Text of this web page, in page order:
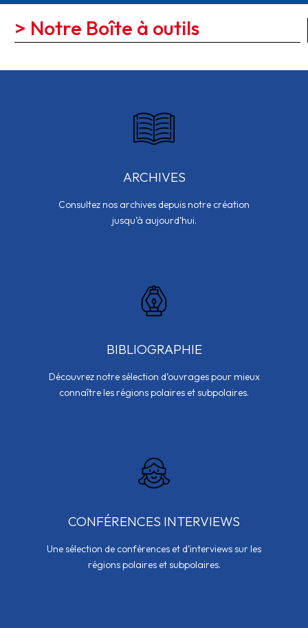
> Notre Boîte à outils
ARCHIVES
Consultez nos archives depuis notre création
jusqu’à aujourd’hui.
BIBLIOGRAPHIE
Découvrez notre sélection d’ouvrages pour mieux
connaître les régions polaires et subpolaires.
CONFÉRENCES INTERVIEWS
Une sélection de conférences et d’interviews sur les
régions polaires et subpolaires.